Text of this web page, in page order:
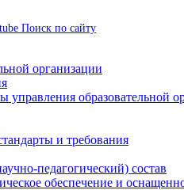
Поиск по сайту
организации
управления образовательной
и требования
педагогический) состав
обеспечение и